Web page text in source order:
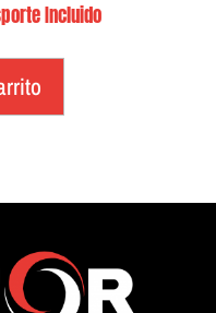
Incluido